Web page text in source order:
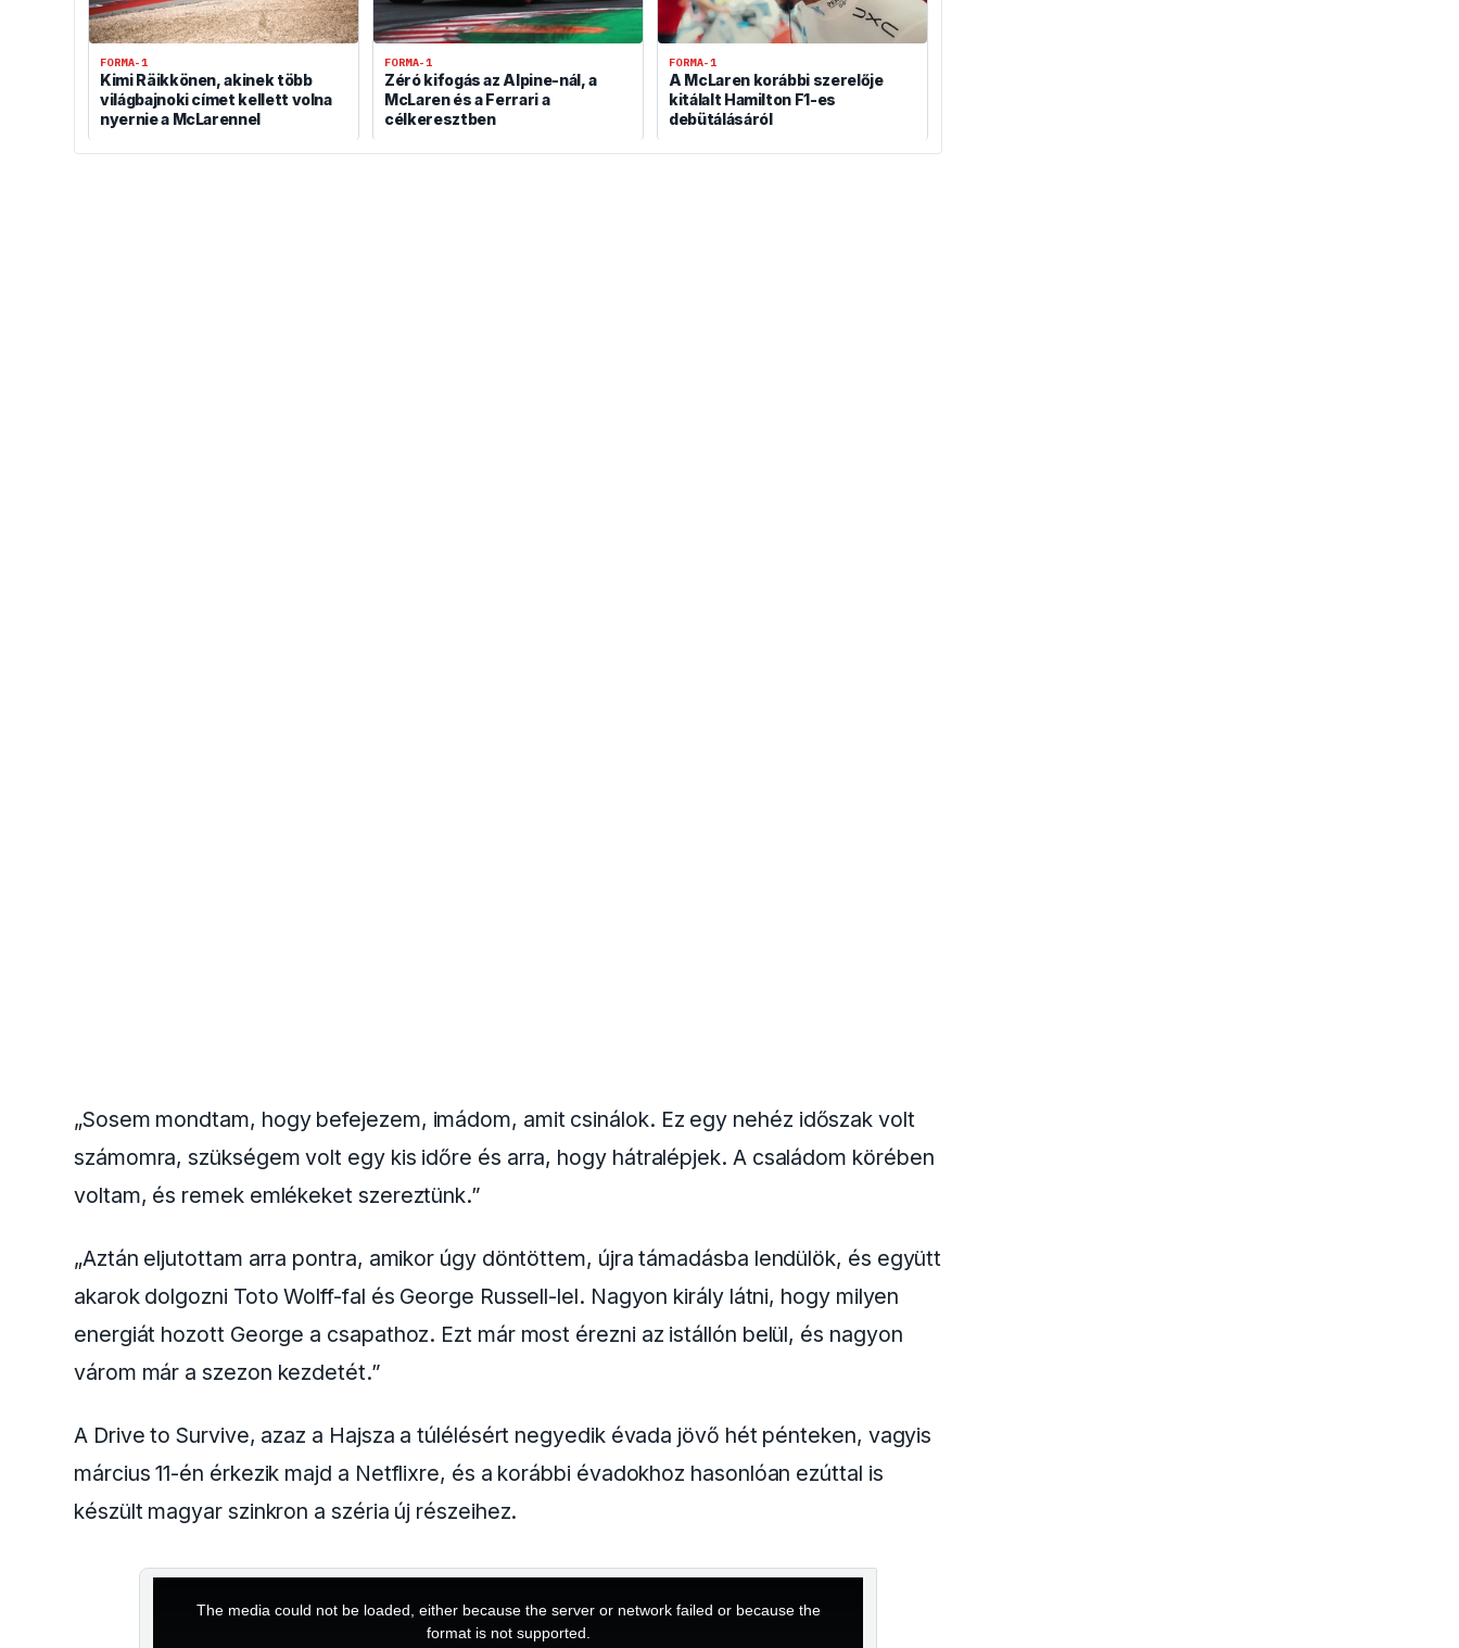
FORMA-1
Kimi Räikkönen, akinek több
világbajnoki címet kellett volna
nyernie a McLarennel
FORMA-1
Zéró kifogás az Alpine-nál, a
McLaren és a Ferrari a
célkeresztben
FORMA-1
A McLaren korábbi szerelője
kitálalt Hamilton F1-es
debütálásáról
„Sosem mondtam, hogy befejezem, imádom, amit csinálok. Ez egy nehéz időszak volt
számomra, szükségem volt egy kis időre és arra, hogy hátralépjek. A családom körében
voltam, és remek emlékeket szereztünk.”
„Aztán eljutottam arra pontra, amikor úgy döntöttem, újra támadásba lendülök, és együtt
akarok dolgozni Toto Wolff-fal és George Russell-lel. Nagyon király látni, hogy milyen
energiát hozott George a csapathoz. Ezt már most érezni az istállón belül, és nagyon
várom már a szezon kezdetét.”
A Drive to Survive, azaz a Hajsza a túlélésért negyedik évada jövő hét pénteken, vagyis
március 11-én érkezik majd a Netflixre, és a korábbi évadokhoz hasonlóan ezúttal is
készült magyar szinkron a széria új részeihez.
The media could not be loaded, either because the server or network failed or because the
format is not supported.